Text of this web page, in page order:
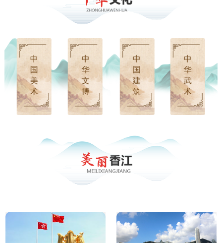
中
国
美
术
中
华
文
博
中
国
建
筑
中
华
武
术